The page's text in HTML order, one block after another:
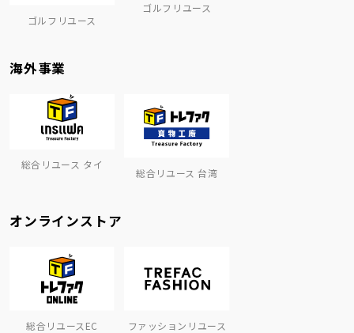
ゴルフリユース
ゴルフリユース
海外事業
総合リユース タイ
総合リユース 台湾
オンラインストア
総合リユースEC
ファッションリユース